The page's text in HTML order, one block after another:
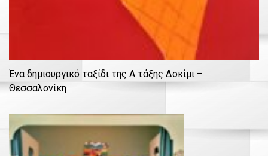
Ένα δημιουργικό ταξίδι της Α τάξης Δοκίμι –
Θεσσαλονίκη